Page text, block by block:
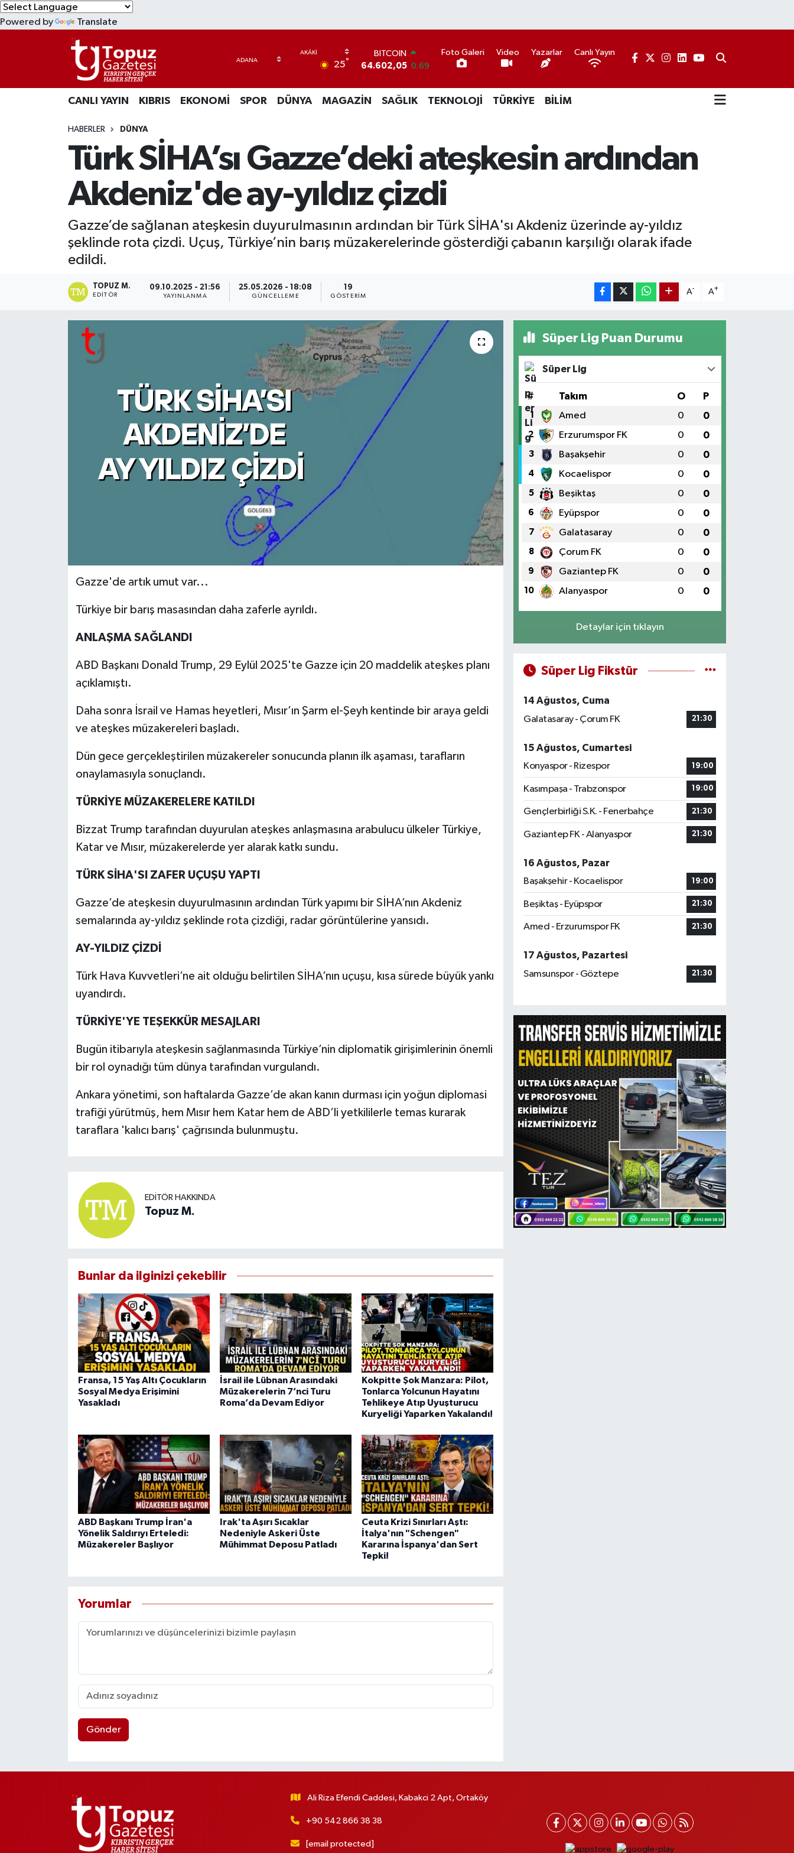
Powered by Translate
25°
64.602,05 0.69
DOLAR
EURO
55,0700 0.1
GRAM ALTIN
6513.94
0.32
BİST100
13.768
Foto Galeri Video Yazarlar Canlı Yayın
CANLI YAYIN KIBRIS EKONOMİ SPOR DÜNYA MAGAZİN SAĞLIK TEKNOLOJİ TÜRKİYE BİLİM
HABERLER DÜNYA
Türk SİHA’sı Gazze’deki ateşkesin ardından
Akdeniz'de ay-yıldız çizdi
Gazze’de sağlanan ateşkesin duyurulmasının ardından bir Türk SİHA'sı Akdeniz üzerinde ay-yıldız
şeklinde rota çizdi. Uçuş, Türkiye’nin barış müzakerelerinde gösterdiği çabanın karşılığı olarak ifade
edildi.
TOPUZ M.
EDITÖR
09.10.2025 - 21:56
YAYINLANMA
25.05.2026 - 18:08
GÜNCELLEME
19
GÖSTERIM
A- A+
Gazze'de artık umut var...
Türkiye bir barış masasından daha zaferle ayrıldı.
ANLAŞMA SAĞLANDI
ABD Başkanı Donald Trump, 29 Eylül 2025'te Gazze için 20 maddelik ateşkes planı
açıklamıştı.
Daha sonra İsrail ve Hamas heyetleri, Mısır’ın Şarm el-Şeyh kentinde bir araya geldi
ve ateşkes müzakereleri başladı.
Dün gece gerçekleştirilen müzakereler sonucunda planın ilk aşaması, tarafların
onaylamasıyla sonuçlandı.
TÜRKİYE MÜZAKERELERE KATILDI
Bizzat Trump tarafından duyurulan ateşkes anlaşmasına arabulucu ülkeler Türkiye,
Katar ve Mısır, müzakerelerde yer alarak katkı sundu.
TÜRK SİHA'SI ZAFER UÇUŞU YAPTI
Gazze’de ateşkesin duyurulmasının ardından Türk yapımı bir SİHA’nın Akdeniz
semalarında ay-yıldız şeklinde rota çizdiği, radar görüntülerine yansıdı.
AY-YILDIZ ÇİZDİ
Türk Hava Kuvvetleri’ne ait olduğu belirtilen SİHA’nın uçuşu, kısa sürede büyük yankı
uyandırdı.
TÜRKİYE'YE TEŞEKKÜR MESAJLARI
Bugün itibarıyla ateşkesin sağlanmasında Türkiye’nin diplomatik girişimlerinin önemli
bir rol oynadığı tüm dünya tarafından vurgulandı.
Ankara yönetimi, son haftalarda Gazze’de akan kanın durması için yoğun diplomasi
trafiği yürütmüş, hem Mısır hem Katar hem de ABD’li yetkililerle temas kurarak
taraflara 'kalıcı barış' çağrısında bulunmuştu.
EDITÖR HAKKINDA
Topuz M.
Bunlar da ilginizi çekebilir
Fransa, 15 Yaş Altı Çocukların
Sosyal Medya Erişimini
Yasakladı
İsrail ile Lübnan Arasındaki
Müzakerelerin 7’nci Turu
Roma’da Devam Ediyor
Kokpitte Şok Manzara: Pilot,
Tonlarca Yolcunun Hayatını
Tehlikeye Atıp Uyuşturucu
Kuryeliği Yaparken Yakalandı!
ABD Başkanı Trump İran'a
Yönelik Saldırıyı Erteledi:
Müzakereler Başlıyor
Irak'ta Aşırı Sıcaklar
Nedeniyle Askeri Üste
Mühimmat Deposu Patladı
Ceuta Krizi Sınırları Aştı:
İtalya'nın "Schengen"
Kararına İspanya'dan Sert
Tepki!
Yorumlar
Gönder
Süper Lig Puan Durumu
Süper Lig
# Takım O P
1 Amed 0 0
2 Erzurumspor FK 0 0
3 Başakşehir 0 0
4 Kocaelispor 0 0
5 Beşiktaş 0 0
6 Eyüpspor 0 0
7 Galatasaray 0 0
8 Çorum FK 0 0
9 Gaziantep FK 0 0
10 Alanyaspor 0 0
Detaylar için tıklayın
Süper Lig Fikstür
14 Ağustos, Cuma
Galatasaray - Çorum FK
21:30
15 Ağustos, Cumartesi
Konyaspor - Rizespor
19:00
Kasımpaşa - Trabzonspor 19:00
Gençlerbirliği S.K. - Fenerbahçe 21:30
Gaziantep FK - Alanyaspor 21:30
16 Ağustos, Pazar
Başakşehir - Kocaelispor
19:00
Beşiktaş - Eyüpspor 21:30
Amed - Erzurumspor FK 21:30
17 Ağustos, Pazartesi
Samsunspor - Göztepe
21:30
Ali Riza Efendi Caddesi, Kabakci 2 Apt, Ortaköy
+90 542 866 38 38
[email protected]
EKONOMİ
MAGAZİN
TEKNOLOJİ
TÜRKİYE
Lefkoşa Nöbetçi Eczaneler
Lefkoşa Hava Durumu
Lefkoşa Trafik Yoğunluk Haritası
Süper Lig Puan Durumu ve Fikstür
Tüm Manşetler
Son Dakika Haberleri
Haber Arşivi